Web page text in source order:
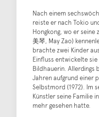
Nach einem
reiste er nach Tokio
Hongkong, wo er seine
美琴, May Zao)
brachte zwei Kinder
Einfluss entwickelte
Bildhauerin. Allerdings
Jahren aufgrund einer
Selbstmord (1972). Im
Künstler seine Familie
mehr gesehen hatte.